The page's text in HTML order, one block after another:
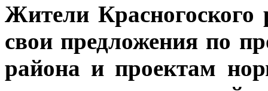
Жители
свои предложения по
района и проектам